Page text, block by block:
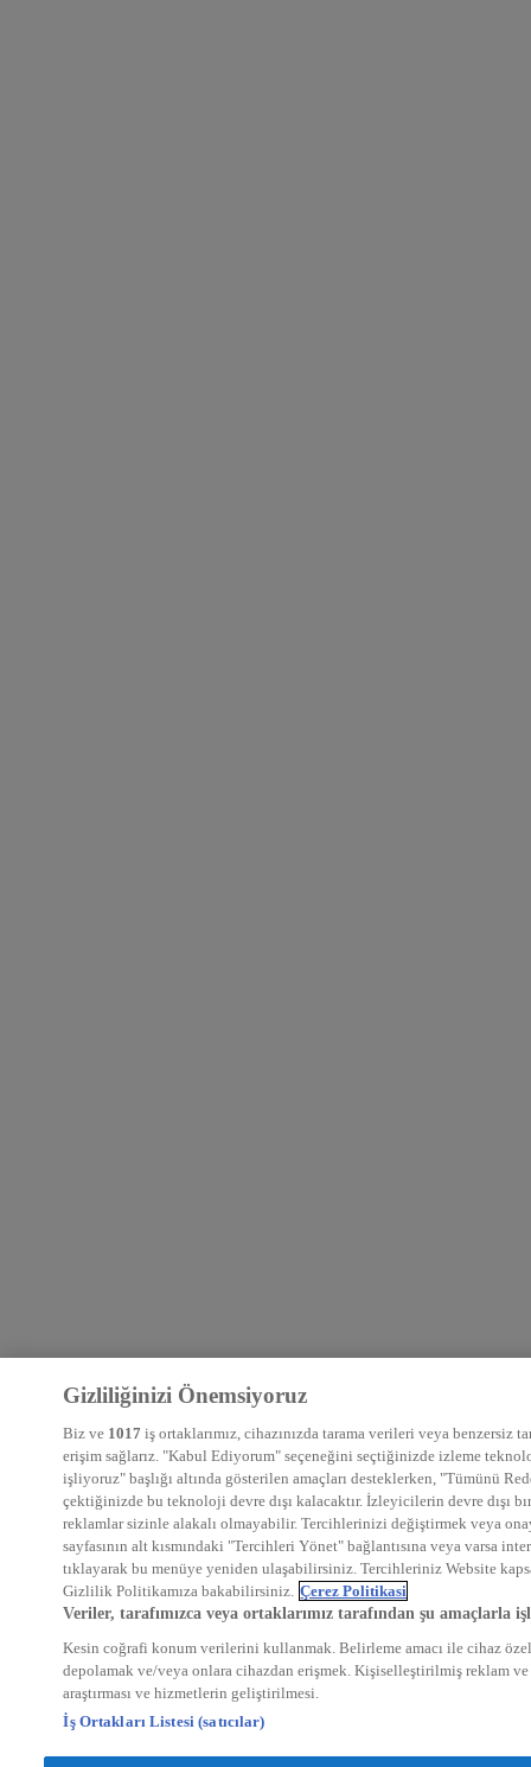
Gizliliğinizi Önemsiyoruz
Biz ve 1017 iş ortaklarımız, cihazınızda tarama verileri veya benzersiz
erişim sağlarız. "Kabul Ediyorum" seçeneğini seçtiğinizde izleme
işliyoruz" başlığı altında gösterilen amaçları desteklerken, "Tümünü
çektiğinizde bu teknoloji devre dışı kalacaktır. İzleyicilerin devre dışı
reklamlar sizinle alakalı olmayabilir. Tercihlerinizi değiştirmek veya
sayfasının alt kısmındaki "Tercihleri Yönet" bağlantısına veya varsa
tıklayarak bu menüye yeniden ulaşabilirsiniz. Tercihleriniz Website
Gizlilik Politikamıza bakabilirsiniz. Çerez Politikasi
Veriler, tarafımızca veya ortaklarımız tarafından şu amaçlarla
Kesin coğrafi konum verilerini kullanmak. Belirleme amacı ile cihaz
depolamak ve/veya onlara cihazdan erişmek. Kişiselleştirilmiş reklam
araştırması ve hizmetlerin geliştirilmesi.
İş Ortakları Listesi (satıcılar)